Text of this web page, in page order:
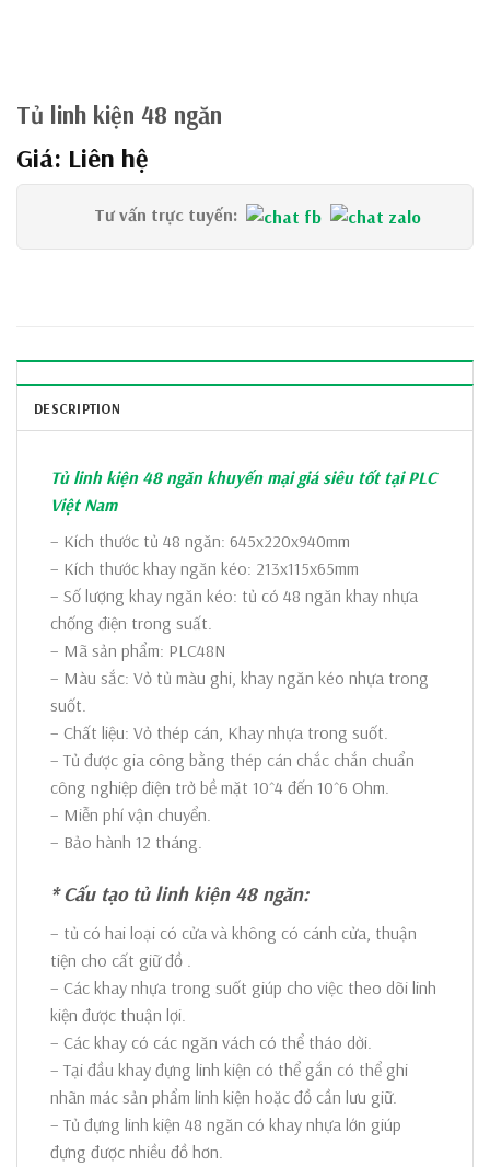
Tủ linh kiện 48 ngăn
Giá: Liên hệ
Tư vấn trực tuyến:
DESCRIPTION
Tủ linh kiện 48 ngăn khuyến mại giá siêu tốt tại PLC
Việt Nam
– Kích thước tủ 48 ngăn: 645x220x940mm
– Kích thước khay ngăn kéo: 213x115x65mm
– Số lượng khay ngăn kéo: tủ có 48 ngăn khay nhựa
chống điện trong suất.
– Mã sản phẩm: PLC48N
– Màu sắc: Vỏ tủ màu ghi, khay ngăn kéo nhựa trong
suốt.
– Chất liệu: Vỏ thép cán, Khay nhựa trong suốt.
– Tủ được gia công bằng thép cán chắc chắn chuẩn
công nghiệp điện trở bề mặt 10^4 đến 10^6 Ohm.
– Miễn phí vận chuyển.
– Bảo hành 12 tháng.
* Cấu tạo tủ linh kiện 48 ngăn:
– tủ có hai loại có cửa và không có cánh cửa, thuận
tiện cho cất giữ đồ .
– Các khay nhựa trong suốt giúp cho việc theo dõi linh
kiện được thuận lợi.
– Các khay có các ngăn vách có thể tháo dời.
– Tại đầu khay đựng linh kiện có thể gắn có thể ghi
nhãn mác sản phẩm linh kiện hoặc đồ cần lưu giữ.
– Tủ đựng linh kiện 48 ngăn có khay nhựa lớn giúp
đựng được nhiều đồ hơn.